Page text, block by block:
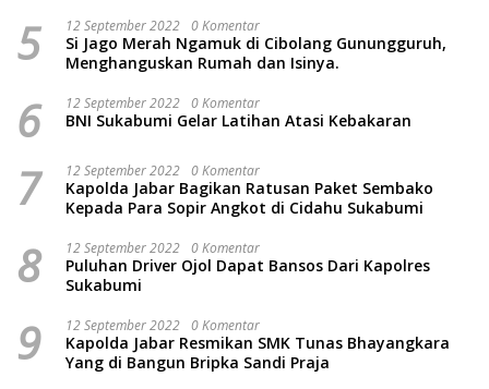
5 12 September 2022 0 Komentar
Si Jago Merah Ngamuk di Cibolang Gunungguruh,
Menghanguskan Rumah dan Isinya.
6 12 September 2022 0 Komentar
BNI Sukabumi Gelar Latihan Atasi Kebakaran
7 12 September 2022 0 Komentar
Kapolda Jabar Bagikan Ratusan Paket Sembako
Kepada Para Sopir Angkot di Cidahu Sukabumi
8 12 September 2022 0 Komentar
Puluhan Driver Ojol Dapat Bansos Dari Kapolres
Sukabumi
9 12 September 2022 0 Komentar
Kapolda Jabar Resmikan SMK Tunas Bhayangkara
Yang di Bangun Bripka Sandi Praja